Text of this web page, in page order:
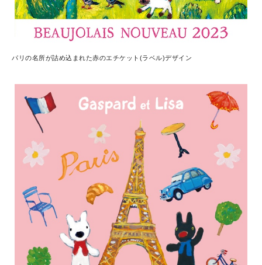
パリの名所が詰め込まれた赤のエチケット(ラベル)デザイン